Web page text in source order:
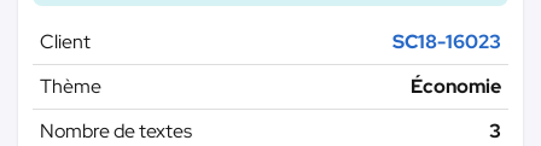
Client
SC18-16023
Thème
Économie
Nombre de textes
3